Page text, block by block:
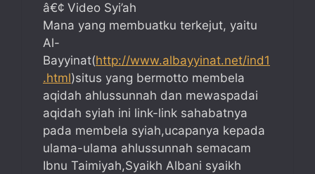
â€¢ Video Syi’ah
Mana yang membuatku terkejut, yaitu
Al-
Bayyinat(http://www.albayyinat.net/ind1
.html)situs yang bermotto membela
aqidah ahlussunnah dan mewaspadai
aqidah syiah ini link-link sahabatnya
pada membela syiah,ucapanya kepada
ulama-ulama ahlussunnah semacam
Ibnu Taimiyah,Syaikh Albani syaikh